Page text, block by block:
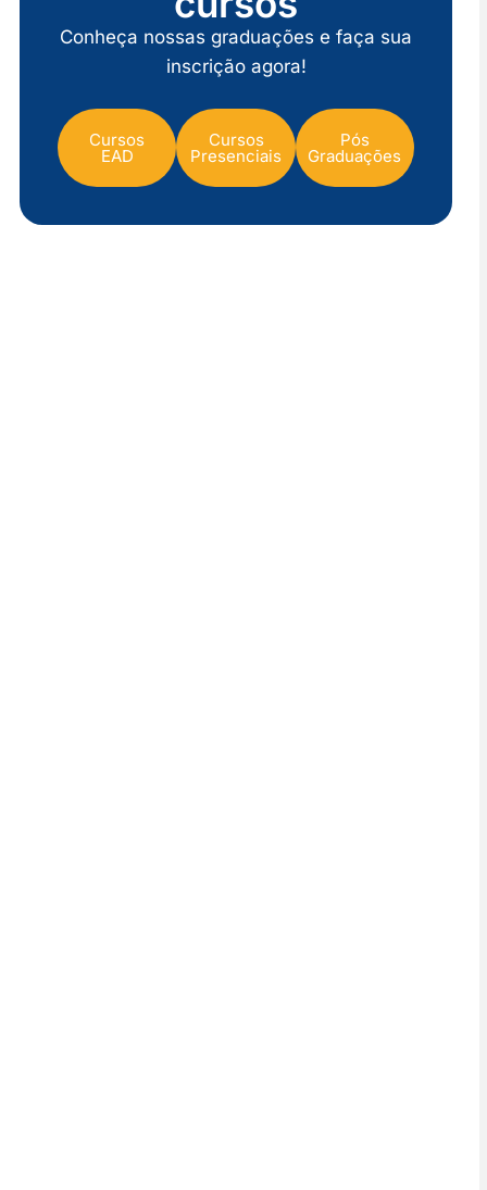
Conheça nossas graduações e faça sua
inscrição agora!
Cursos
EAD
Cursos
Presenciais
Pós
Graduações